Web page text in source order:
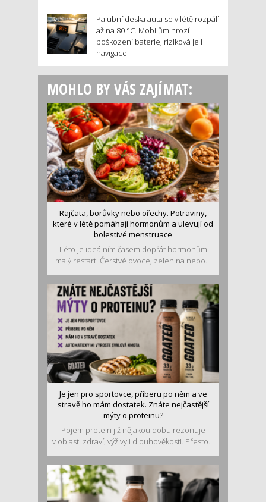
Palubní deska auta se v létě rozpálí
až na 80 °C. Mobilům hrozí
poškození baterie, riziková je i
navigace
MOHLO BY VÁS ZAJÍMAT:
Rajčata, borůvky nebo ořechy. Potraviny,
které v létě pomáhají hormonům a ulevují od
bolestivé menstruace
Léto je ideálním časem dopřát hormonům
malý restart. Čerstvé ovoce, zelenina nebo...
Je jen pro sportovce, přiberu po něm a ve
stravě ho mám dostatek. Znáte nejčastější
mýty o proteinu?
Pojem protein již nějakou dobu rezonuje
v oblasti zdraví, výživy i dlouhověkosti. Přesto...